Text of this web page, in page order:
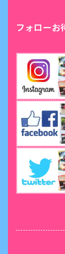
フォローお